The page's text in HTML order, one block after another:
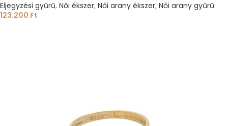
Eljegyzési gyűrű, Női ékszer, Női arany ékszer, Női arany gyűrű
123.200 Ft